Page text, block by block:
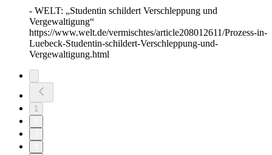
- WELT: „Studentin schildert Verschleppung und
Vergewaltigung“
https://www.welt.de/vermischtes/article208012611/Prozess-in-
Luebeck-Studentin-schildert-Verschleppung-und-
Vergewaltigung.html
1